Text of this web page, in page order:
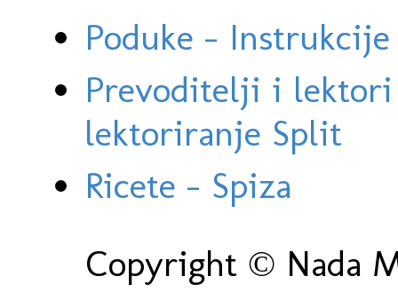
Poduke -
Prevoditelji i
lektoriranje Split
Ricete - Spiza
Copyright © Nada